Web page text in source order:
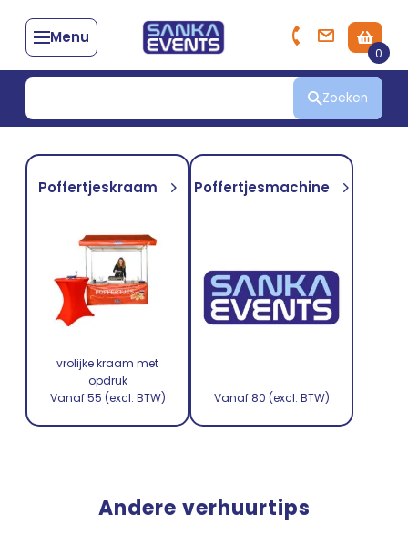
Menu
0
Zoeken
Poffertjeskraam
vrolijke kraam met
opdruk
Vanaf 55 (excl. BTW)
Poffertjesmachine
Vanaf 80 (excl. BTW)
Andere verhuurtips